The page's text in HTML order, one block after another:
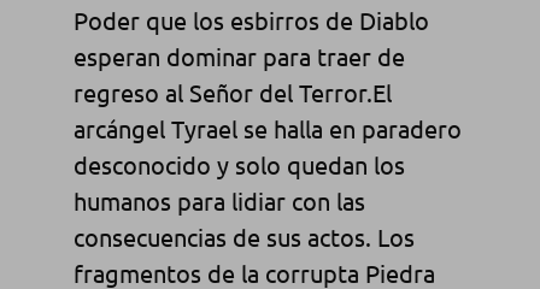
Poder que los esbirros de Diablo
esperan dominar para traer de
regreso al Señor del Terror.El
arcángel Tyrael se halla en paradero
desconocido y solo quedan los
humanos para lidiar con las
consecuencias de sus actos. Los
fragmentos de la corrupta Piedra